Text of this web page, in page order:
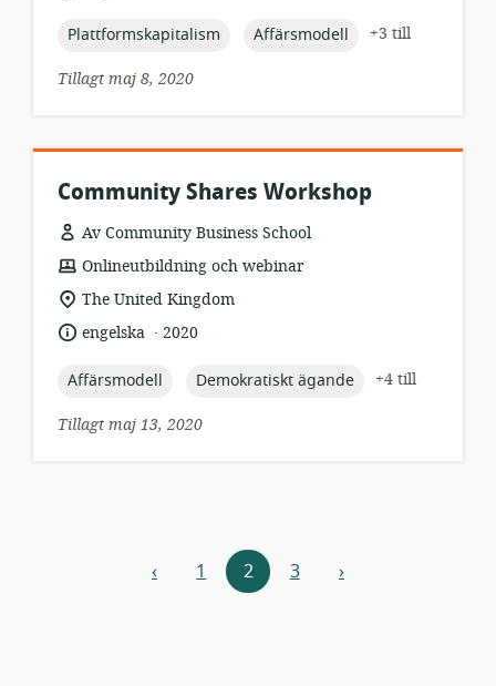
topic:
Plattformskapitalism topic:
Affärsmodell
+3 till
Tillagt maj 8, 2020
Community Shares Workshop
Av Community Business School
resursformat:
Onlineutbildning och webinar
relevant
plats:
The United Kingdom
språk:engelska .
publiceringsdatum:
2020
topic:
Affärsmodell topic:
Demokratiskt ägande
+4 till
Tillagt maj 13, 2020
Resursnavigering
‹föregående
1 2 3 nästa
›